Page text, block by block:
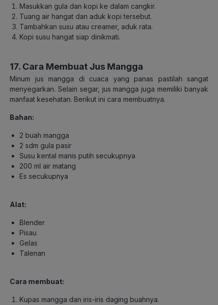
Masukkan gula dan kopi ke dalam cangkir.
Tuang air hangat dan aduk kopi tersebut.
Tambahkan susu atau creamer, aduk rata.
Kopi susu hangat siap dinikmati.
17. Cara Membuat Jus Mangga
Minum jus mangga di cuaca yang panas pastilah sangat
menyegarkan. Selain segar, jus mangga juga memiliki banyak
manfaat kesehatan. Berikut ini cara membuatnya.
Bahan:
2 buah mangga
2 sdm gula pasir
Susu kental manis putih secukupnya
200 ml air matang
Es secukupnya
Alat:
Blender
Pisau
Gelas
Talenan
Cara membuat:
Kupas mangga dan iris-iris daging buahnya.